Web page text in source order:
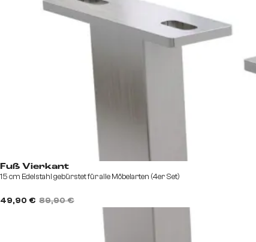
Fuß Vierkant
15 cm Edelstahl gebürstet für alle Möbelarten (4er Set)
49,90 € 89,90 €